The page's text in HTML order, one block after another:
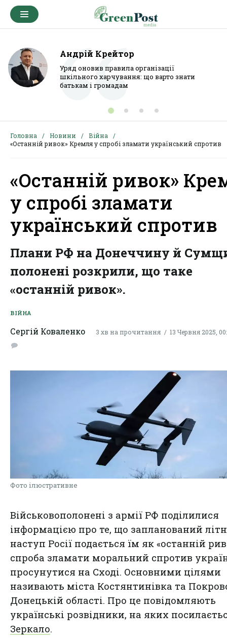
Андрій Крейтор
Уряд оновив правила організації
шкільного харчування: що варто знати
батькам і громадам
Головна Новини
Війна
«Останній ривок» Кремля у спробі зламати український спротив
«Останній ривок»
у спробі зламати
український спротив
Плани РФ на Донеччину й
полонені розкрили, що таке
«останній ривок».
ВІЙНА
Сергій Коваленко 3 хв на прочитання 13 Червня 2025,
Фото ілюстративне
Військовополонені з армії РФ поділилися
інформацією про те, що запланований
наступ Росії подається їм як «останній
спроба зламати моральний спротив
просунутися на Сході. Основними цілями
називають міста Костянтинівка та
Донецькій області. Про це повідомляють
українські розвідники, на яких
Зеркало.